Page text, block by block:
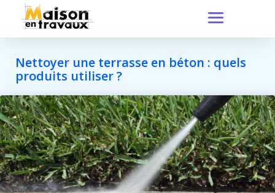
Nettoyer une terrasse en béton : quels
produits utiliser ?